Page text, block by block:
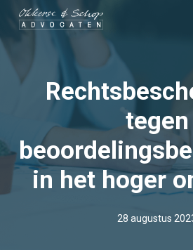
Skip
main
content
tegen
in het hoger
28 augustus